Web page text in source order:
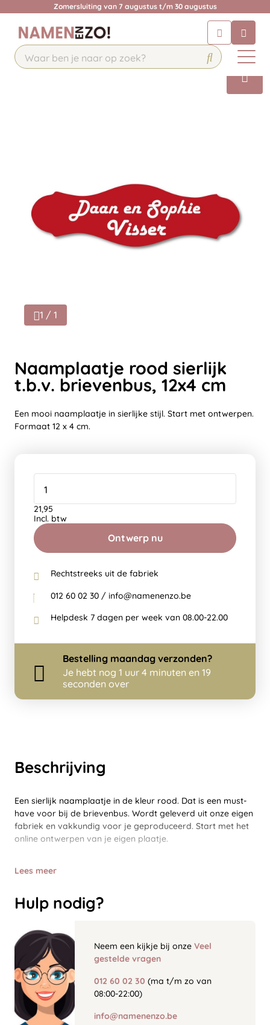
Zomersluiting van 7 augustus t/m 30 augustus
Chat 24/7 met onze chatbot voor
hulp
Contact
Beschrijving
Een sierlijk naamplaatje in de kleur rood. Dat is een must-
have voor bij de brievenbus. Wordt geleverd uit onze eigen
fabriek en vakkundig voor je geproduceerd. Start met het
online ontwerpen van je eigen plaatje.
Lees meer
Hulp nodig?
Neem een kijkje bij onze Veel
gestelde vragen
012 60 02 30 (ma t/m zo van
08:00-22:00)
info@namenenzo.be
1 / 1
Naamplaatje rood sierlijk
t.b.v. brievenbus, 12x4 cm
Een mooi naamplaatje in sierlijke stijl. Start met ontwerpen.
Formaat 12 x 4 cm.
Ontwerp nu
21,95
Incl. btw
Rechtstreeks uit de fabriek
012 60 02 30 / info@namenenzo.be
Helpdesk 7 dagen per week van 08.00-22.00
Bestelling maandag verzonden?
Je hebt nog 1 uur 4 minuten en 19
seconden over